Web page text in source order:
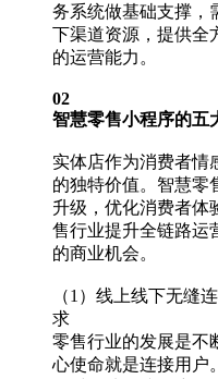
务系统做基础支撑，
下渠道资源，提供全
的运营能力。
02
智慧零售小程序的五
实体店作为消费者情
的独特价值。智慧零
升级，优化消费者体
售行业提升全链路运
的商业机会。
（1）线上线下无缝
求
零售行业的发展是不
心使命就是连接用户